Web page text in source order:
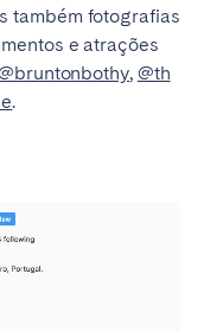
também fotografias
e atrações
, @th
.